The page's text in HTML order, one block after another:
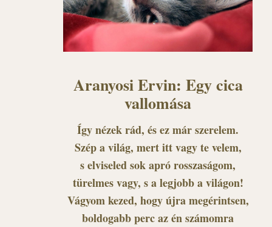
Aranyosi Ervin: Egy cica
vallomása
Így nézek rád, és ez már szerelem.
Szép a világ, mert itt vagy te velem,
s elviseled sok apró rosszaságom,
türelmes vagy, s a legjobb a világon!
Vágyom kezed, hogy újra megérintsen,
boldogabb perc az én számomra